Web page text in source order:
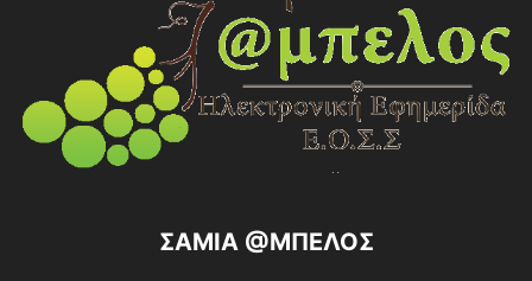
ΣΑΜΙΑ @ΜΠΕΛΟΣ